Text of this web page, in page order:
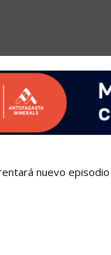
nuevo